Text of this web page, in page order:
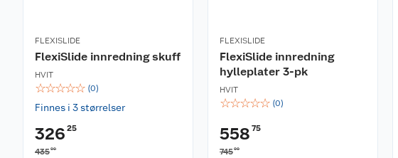
FLEXISLIDE
FlexiSlide innredning skuff
HVIT
☆☆☆☆☆ (0)
Finnes i 3 størrelser
326 25
43500
FLEXISLIDE
FlexiSlide innredning
hylleplater 3-pk
HVIT
☆☆☆☆☆ (0)
558 75
74500